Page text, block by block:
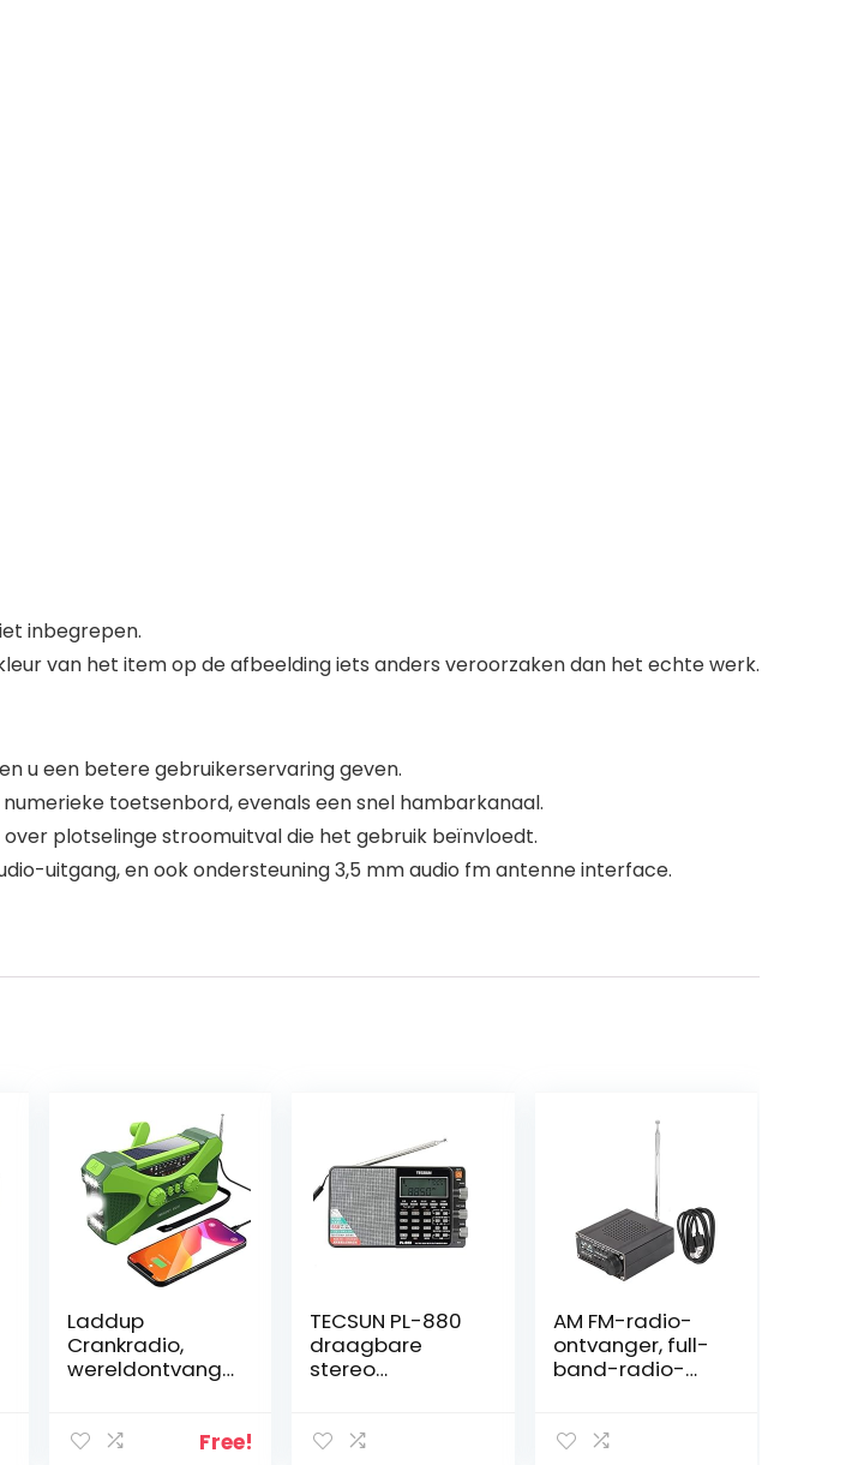
inbegrepen.
van het item op de afbeelding iets anders veroorzaken dan het echte werk.
u een betere gebruikerservaring geven.
toetsenbord, evenals een snel hambarkanaal.
plotselinge stroomuitval die het gebruik beïnvloedt.
uitgang, en ook ondersteuning 3,5 mm audio fm antenne interface.
Laddup
Crankradio,
wereldontvange
draagbare
Free!
TECSUN PL-880
draagbare
stereo
LW/KW/MW SSB-
AM FM-radio-
ontvanger, full-
band-radio-
USB) scanner